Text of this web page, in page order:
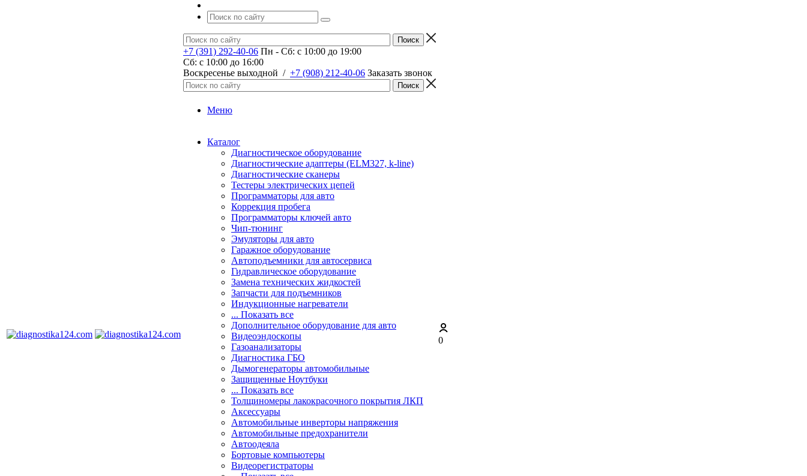
+7 (391) 292-40-06 Пн - Сб: c 10:00 до 19:00
Сб: c 10:00 до 16:00
​Воскресенье выходной / +7 (908) 212-40-06 Заказать звонок
Меню
Каталог
Диагностическое оборудование
Диагностические адаптеры (ELM327, k-line)
Диагностические сканеры
Тестеры электрических цепей
Программаторы для авто
Коррекция пробега
Программаторы ключей авто
Чип-тюнинг
Эмуляторы для авто
Гаражное оборудование
Автоподъемники для автосервиса
Гидравлическое оборудование
Замена технических жидкостей
Запчасти для подъемников
Индукционные нагреватели
... Показать все
Дополнительное оборудование для авто
Видеоэндоскопы
Газоанализаторы
Диагностика ГБО
Дымогенераторы автомобильные
Защищенные Ноутбуки
... Показать все
Толщиномеры лакокрасочного покрытия ЛКП
Аксессуары
Автомобильные инверторы напряжения
Автомобильные предохранители
Автоодеяла
Бортовые компьютеры
Видеорегистраторы
0